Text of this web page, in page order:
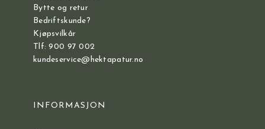
Bytte og retur
Bedriftskunde?
Kjøpsvilkår
Tlf: 900 97 002
kundeservice@hektapatur.no
INFORMASJON